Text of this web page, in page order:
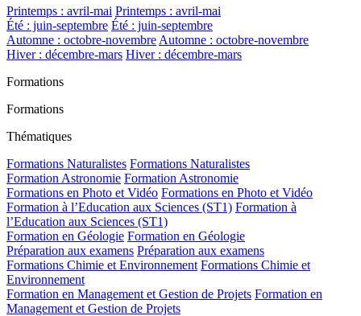
Printemps : avril-mai Printemps : avril-mai
Été : juin-septembre Été : juin-septembre
Automne : octobre-novembre Automne : octobre-novembre
Hiver : décembre-mars Hiver : décembre-mars
Formations
Formations
Thématiques
Formations Naturalistes Formations Naturalistes
Formation Astronomie Formation Astronomie
Formations en Photo et Vidéo Formations en Photo et Vidéo
Formation à l’Education aux Sciences (ST1) Formation à
l’Education aux Sciences (ST1)
Formation en Géologie Formation en Géologie
Préparation aux examens Préparation aux examens
Formations Chimie et Environnement Formations Chimie et
Environnement
Formation en Management et Gestion de Projets Formation en
Management et Gestion de Projets